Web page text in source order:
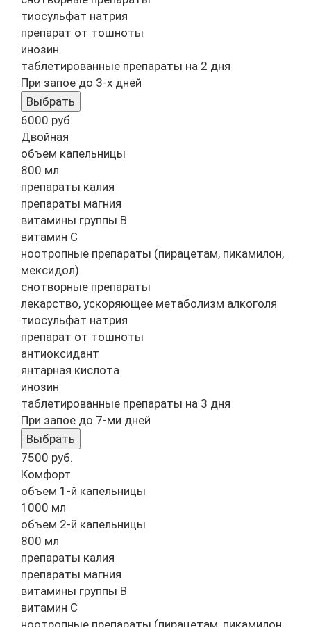
тиосульфат натрия
препарат от тошноты
инозин
таблетированные препараты на 2 дня
При запое до 3-х дней
Выбрать
6000 руб.
Двойная
объем капельницы
800 мл
препараты калия
препараты магния
витамины группы B
витамин C
ноотропные препараты (пирацетам, пикамилон,
мексидол)
снотворные препараты
лекарство, ускоряющее метаболизм алкоголя
тиосульфат натрия
препарат от тошноты
антиоксидант
янтарная кислота
инозин
таблетированные препараты на 3 дня
При запое до 7-ми дней
Выбрать
7500 руб.
Комфорт
объем 1-й капельницы
1000 мл
объем 2-й капельницы
800 мл
препараты калия
препараты магния
витамины группы B
витамин C